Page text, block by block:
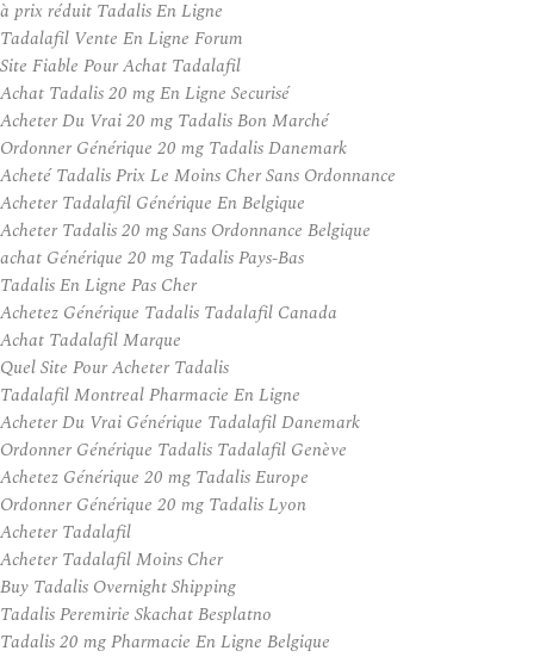
à prix réduit Tadalis En Ligne
Tadalafil Vente En Ligne Forum
Site Fiable Pour Achat Tadalafil
Achat Tadalis 20 mg En Ligne Securisé
Acheter Du Vrai 20 mg Tadalis Bon Marché
Ordonner Générique 20 mg Tadalis Danemark
Acheté Tadalis Prix Le Moins Cher Sans Ordonnance
Acheter Tadalafil Générique En Belgique
Acheter Tadalis 20 mg Sans Ordonnance Belgique
achat Générique 20 mg Tadalis Pays-Bas
Tadalis En Ligne Pas Cher
Achetez Générique Tadalis Tadalafil Canada
Achat Tadalafil Marque
Quel Site Pour Acheter Tadalis
Tadalafil Montreal Pharmacie En Ligne
Acheter Du Vrai Générique Tadalafil Danemark
Ordonner Générique Tadalis Tadalafil Genève
Achetez Générique 20 mg Tadalis Europe
Ordonner Générique 20 mg Tadalis Lyon
Acheter Tadalafil
Acheter Tadalafil Moins Cher
Buy Tadalis Overnight Shipping
Tadalis Peremirie Skachat Besplatno
Tadalis 20 mg Pharmacie En Ligne Belgique